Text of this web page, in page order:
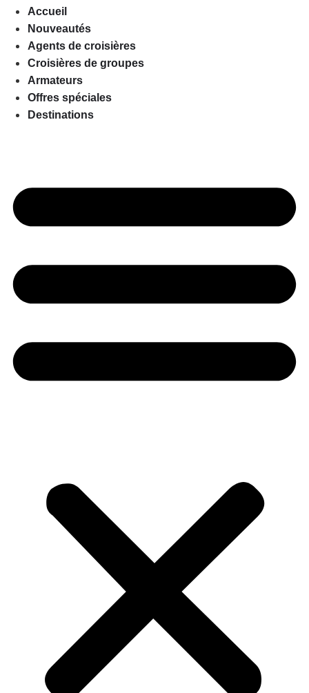
Accueil
Nouveautés
Agents de croisières
Croisières de groupes
Armateurs
Offres spéciales
Destinations